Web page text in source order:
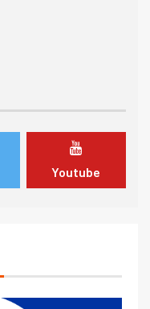
Youtube